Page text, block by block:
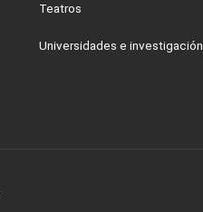
Teatros
Universidades e investigación